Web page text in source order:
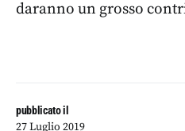
pubblicato il
27 Luglio 2019
daranno un grosso